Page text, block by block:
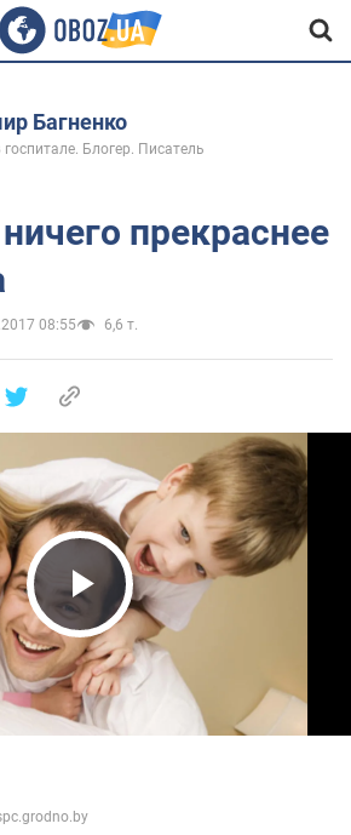
Багненко
госпитале. Блогер. Писатель
прекраснее
08:55 6,6 т.
Play Video